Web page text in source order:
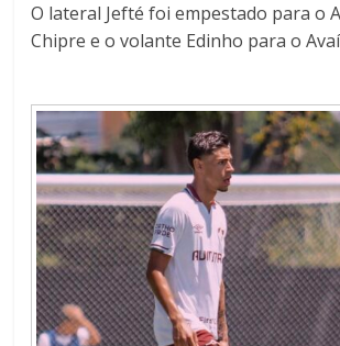
O lateral Jefté foi empestado para o
Chipre e o volante Edinho para o